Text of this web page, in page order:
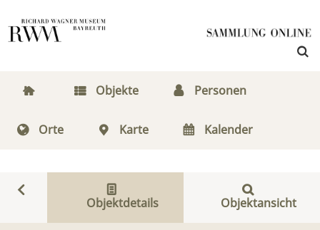
Objekte Personen
Orte Karte Kalender
Objektdetails Objektansicht